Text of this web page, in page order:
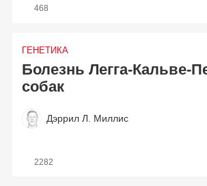
468
ГЕНЕТИКА
Болезнь Легга-Кальве-
собак
Дэррил Л. Миллис
2282